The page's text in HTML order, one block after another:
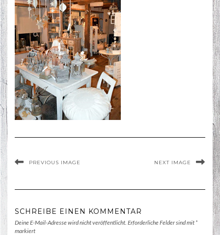
PREVIOUS IMAGE NEXT IMAGE
SCHREIBE EINEN KOMMENTAR
Deine E-Mail-Adresse wird nicht veröffentlicht. Erforderliche Felder sind mit *
markiert